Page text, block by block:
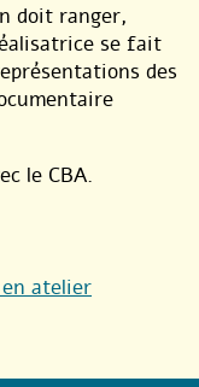
doit ranger,
se fait
des
le CBA.
atelier